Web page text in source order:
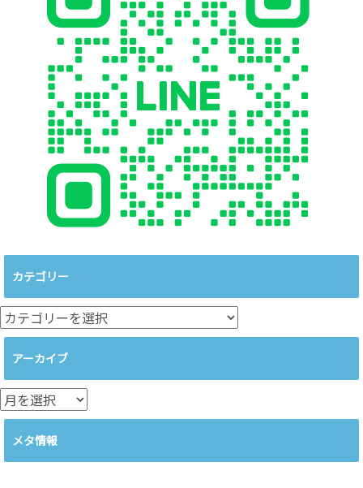
カテゴリー
カ
テ
リ
ー
アーカイブ
ア
ー
イ
メタ情報